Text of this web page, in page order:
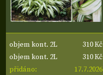
objem kont. 2L
310 Kč
objem kont. 2L
310 Kč
přidáno:
17.7.2026